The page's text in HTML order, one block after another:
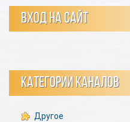
ВХОД НА САЙТ
КАТЕГОРИИ КАНАЛОВ
Другое